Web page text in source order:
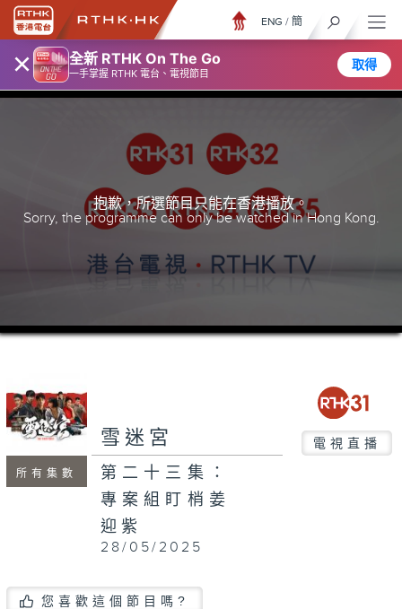
× 全新 RTHK On The Go
一手掌握 RTHK 電台、電視節目
取得
ENG / 簡
抱歉，所選節目只能在香港播放。
Sorry, the programme can only be watched in Hong Kong.
所有集數
雪迷宮 電視直播
第二十三集：
專案組盯梢姜
迎紫
28/05/2025
您喜歡這個節目嗎?